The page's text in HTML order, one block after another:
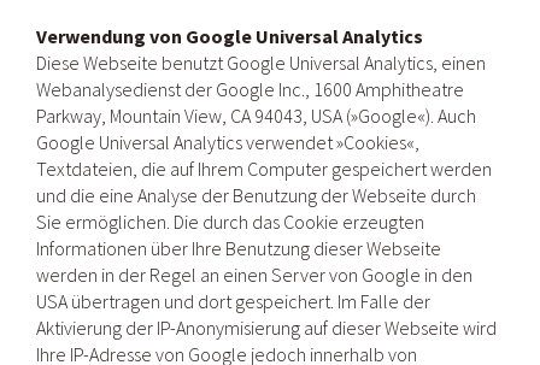
Verwendung von Google Universal Analytics
Diese Webseite benutzt Google Universal Analytics, einen
Webanalysedienst der Google Inc., 1600 Amphitheatre
Parkway, Mountain View, CA 94043, USA (»Google«). Auch
Google Universal Analytics verwendet »Cookies«,
Textdateien, die auf Ihrem Computer gespeichert werden
und die eine Analyse der Benutzung der Webseite durch
Sie ermöglichen. Die durch das Cookie erzeugten
Informationen über Ihre Benutzung dieser Webseite
werden in der Regel an einen Server von Google in den
USA übertragen und dort gespeichert. Im Falle der
Aktivierung der IP-Anonymisierung auf dieser Webseite wird
Ihre IP-Adresse von Google jedoch innerhalb von